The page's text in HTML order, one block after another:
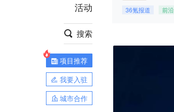
安徽
活动
搜索
项目推荐
我要入驻
城市合作
36氪报道 前